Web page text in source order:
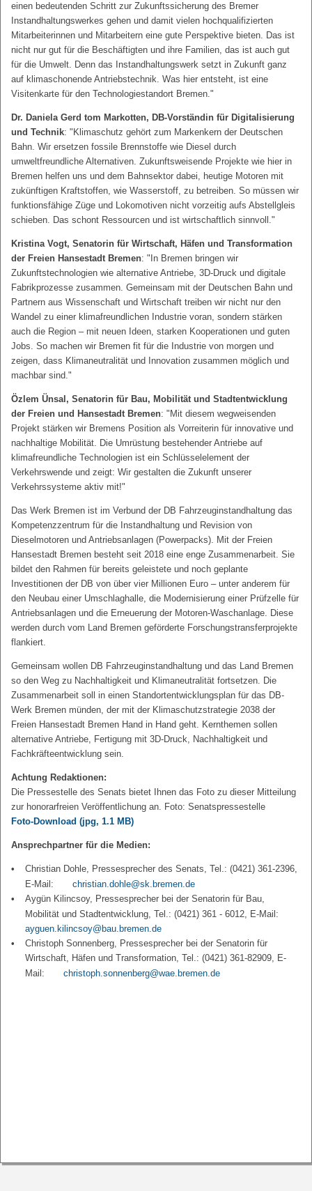
einen bedeutenden Schritt zur Zukunftssicherung des Bremer
Instandhaltungswerkes gehen und damit vielen hochqualifizierten
Mitarbeiterinnen und Mitarbeitern eine gute Perspektive bieten. Das ist
nicht nur gut für die Beschäftigten und ihre Familien, das ist auch gut
für die Umwelt. Denn das Instandhaltungswerk setzt in Zukunft ganz
auf klimaschonende Antriebstechnik. Was hier entsteht, ist eine
Visitenkarte für den Technologiestandort Bremen."
Dr. Daniela Gerd tom Markotten, DB-Vorständin für Digitalisierung
und Technik: "Klimaschutz gehört zum Markenkern der Deutschen
Bahn. Wir ersetzen fossile Brennstoffe wie Diesel durch
umweltfreundliche Alternativen. Zukunftsweisende Projekte wie hier in
Bremen helfen uns und dem Bahnsektor dabei, heutige Motoren mit
zukünftigen Kraftstoffen, wie Wasserstoff, zu betreiben. So müssen wir
funktionsfähige Züge und Lokomotiven nicht vorzeitig aufs Abstellgleis
schieben. Das schont Ressourcen und ist wirtschaftlich sinnvoll."
Kristina Vogt, Senatorin für Wirtschaft, Häfen und Transformation
der Freien Hansestadt Bremen: "In Bremen bringen wir
Zukunftstechnologien wie alternative Antriebe, 3D-Druck und digitale
Fabrikprozesse zusammen. Gemeinsam mit der Deutschen Bahn und
Partnern aus Wissenschaft und Wirtschaft treiben wir nicht nur den
Wandel zu einer klimafreundlichen Industrie voran, sondern stärken
auch die Region – mit neuen Ideen, starken Kooperationen und guten
Jobs. So machen wir Bremen fit für die Industrie von morgen und
zeigen, dass Klimaneutralität und Innovation zusammen möglich und
machbar sind."
Özlem Ünsal, Senatorin für Bau, Mobilität und Stadtentwicklung
der Freien und Hansestadt Bremen: "Mit diesem wegweisenden
Projekt stärken wir Bremens Position als Vorreiterin für innovative und
nachhaltige Mobilität. Die Umrüstung bestehender Antriebe auf
klimafreundliche Technologien ist ein Schlüsselelement der
Verkehrswende und zeigt: Wir gestalten die Zukunft unserer
Verkehrssysteme aktiv mit!"
Das Werk Bremen ist im Verbund der DB Fahrzeuginstandhaltung das
Kompetenzzentrum für die Instandhaltung und Revision von
Dieselmotoren und Antriebsanlagen (Powerpacks). Mit der Freien
Hansestadt Bremen besteht seit 2018 eine enge Zusammenarbeit. Sie
bildet den Rahmen für bereits geleistete und noch geplante
Investitionen der DB von über vier Millionen Euro – unter anderem für
den Neubau einer Umschlaghalle, die Modernisierung einer Prüfzelle für
Antriebsanlagen und die Erneuerung der Motoren-Waschanlage. Diese
werden durch vom Land Bremen geförderte Forschungstransferprojekte
flankiert.
Gemeinsam wollen DB Fahrzeuginstandhaltung und das Land Bremen
so den Weg zu Nachhaltigkeit und Klimaneutralität fortsetzen. Die
Zusammenarbeit soll in einen Standortentwicklungsplan für das DB-
Werk Bremen münden, der mit der Klimaschutzstrategie 2038 der
Freien Hansestadt Bremen Hand in Hand geht. Kernthemen sollen
alternative Antriebe, Fertigung mit 3D-Druck, Nachhaltigkeit und
Fachkräfteentwicklung sein.
Achtung Redaktionen:
Die Pressestelle des Senats bietet Ihnen das Foto zu dieser Mitteilung
zur honorarfreien Veröffentlichung an. Foto: Senatspressestelle
Foto-Download (jpg, 1.1 MB)
Ansprechpartner für die Medien:
Christian Dohle, Pressesprecher des Senats, Tel.: (0421) 361-2396,
E-Mail:
christian.dohle@sk.bremen.de
Aygün Kilincsoy, Pressesprecher bei der Senatorin für Bau,
Mobilität und Stadtentwicklung, Tel.: (0421) 361 - 6012, E-Mail:
ayguen.kilincsoy@bau.bremen.de
Christoph Sonnenberg, Pressesprecher bei der Senatorin für
Wirtschaft, Häfen und Transformation, Tel.: (0421) 361-82909, E-
Mail:
christoph.sonnenberg@wae.bremen.de